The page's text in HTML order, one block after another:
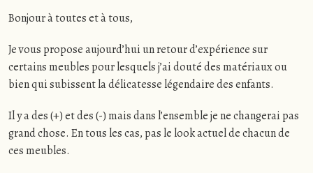
Bonjour à toutes et à tous,
Je vous propose aujourd’hui un retour d’expérience sur
certains meubles pour lesquels j’ai douté des matériaux ou
bien qui subissent la délicatesse légendaire des enfants.
Il y a des (+) et des (-) mais dans l’ensemble je ne changerai pas
grand chose. En tous les cas, pas le look actuel de chacun de
ces meubles.